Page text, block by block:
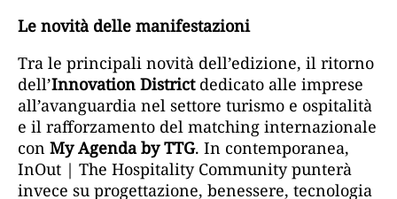
Le novità delle manifestazioni
Tra le principali novità dell’edizione, il ritorno
dell’Innovation Districtdedicato alle imprese
all’avanguardia nel settore turismo e ospitalità
e il rafforzamento del matching internazionale
con My Agenda by TTG. In contemporanea,
InOut | The Hospitality Community punterà
invece su progettazione, benessere, tecnologia